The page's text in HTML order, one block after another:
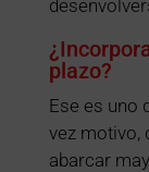
plazo?
Ese es uno
vez motivo,
abarcar